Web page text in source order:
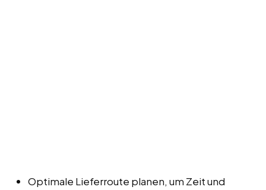
Optimale Lieferroute planen, um Zeit und